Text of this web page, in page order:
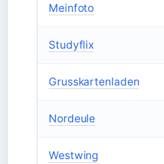
Meinfoto
Studyflix
Grusskartenladen
Nordeule
Westwing